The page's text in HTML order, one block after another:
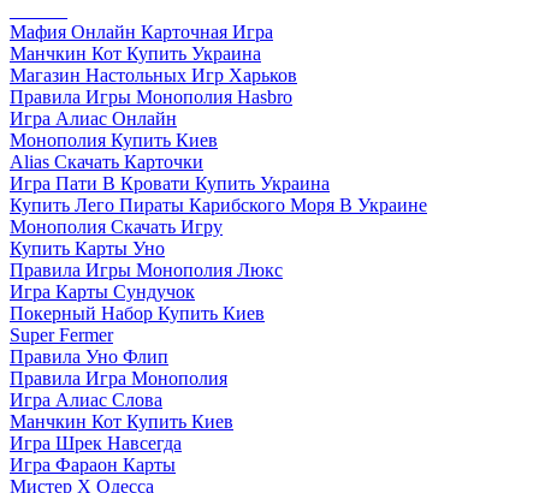
Мафия Онлайн Карточная Игра
Манчкин Кот Купить Украина
Магазин Настольных Игр Харьков
Правила Игры Монополия Hasbro
Игра Алиас Онлайн
Монополия Купить Киев
Alias Скачать Карточки
Игра Пати В Кровати Купить Украина
Купить Лего Пираты Карибского Моря В Украине
Монополия Скачать Игру
Купить Карты Уно
Правила Игры Монополия Люкс
Игра Карты Сундучок
Покерный Набор Купить Киев
Super Fermer
Правила Уно Флип
Правила Игра Монополия
Игра Алиас Слова
Манчкин Кот Купить Киев
Игра Шрек Навсегда
Игра Фараон Карты
Мистер Х Одесса